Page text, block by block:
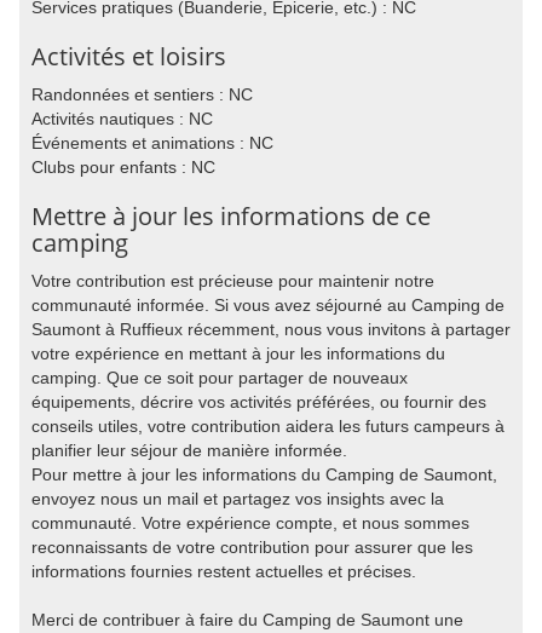
Services pratiques (Buanderie, Épicerie, etc.) : NC
Activités et loisirs
Randonnées et sentiers : NC
Activités nautiques : NC
Événements et animations : NC
Clubs pour enfants : NC
Mettre à jour les informations de ce
camping
Votre contribution est précieuse pour maintenir notre
communauté informée. Si vous avez séjourné au Camping de
Saumont à Ruffieux récemment, nous vous invitons à partager
votre expérience en mettant à jour les informations du
camping. Que ce soit pour partager de nouveaux
équipements, décrire vos activités préférées, ou fournir des
conseils utiles, votre contribution aidera les futurs campeurs à
planifier leur séjour de manière informée.
Pour mettre à jour les informations du Camping de Saumont,
envoyez nous un mail et partagez vos insights avec la
communauté. Votre expérience compte, et nous sommes
reconnaissants de votre contribution pour assurer que les
informations fournies restent actuelles et précises.
Merci de contribuer à faire du Camping de Saumont une